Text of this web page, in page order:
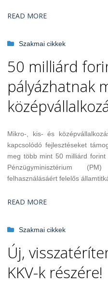
READ MORE
Szakmai cikkek
50 milliárd
pályázhatnak
Mikro-, kis- és
kapcsolódó fejlesztéseket
meg több mint 50 milliárd
Pénzügyminisztérium
felhasználásáért felelős
READ MORE
Szakmai cikkek
Új,
KKV-k részére!